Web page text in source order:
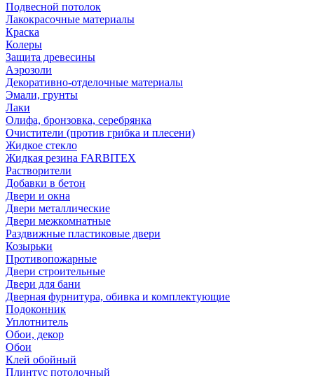
Подвесной потолок
Лакокрасочные материалы
Краска
Колеры
Защита древесины
Аэрозоли
Декоративно-отделочные материалы
Эмали, грунты
Лаки
Олифа, бронзовка, серебрянка
Очистители (против грибка и плесени)
Жидкое стекло
Жидкая резина FARBITEX
Растворители
Добавки в бетон
Двери и окна
Двери металлические
Двери межкомнатные
Раздвижные пластиковые двери
Козырьки
Противопожарные
Двери строительные
Двери для бани
Дверная фурнитура, обивка и комплектующие
Подоконник
Уплотнитель
Обои, декор
Обои
Клей обойный
Плинтус потолочный